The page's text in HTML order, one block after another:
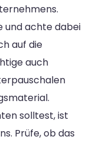
und achte dabei
auf die
auch
solltest, ist
Prüfe, ob das